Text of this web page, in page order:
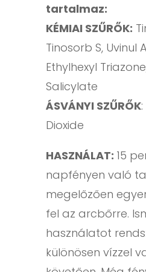
tartalmaz:
KÉMIAI SZŰRŐK:
Tinosorb S, Uvinul
Ethylhexyl
Salicylate
ÁSVÁNYI SZŰRŐK
Dioxide
HASZNÁLAT: 15
napfényen való
megelőzően
fel az arcbőrre.
használatot
különösen vízzel